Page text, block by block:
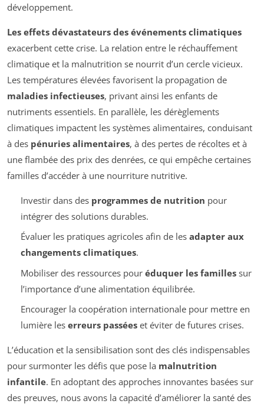
développement.
Les effets dévastateurs des événements climatiques
exacerbent cette crise. La relation entre le réchauffement
climatique et la malnutrition se nourrit d’un cercle vicieux.
Les températures élevées favorisent la propagation de
maladies infectieuses, privant ainsi les enfants de
nutriments essentiels. En parallèle, les dérèglements
climatiques impactent les systèmes alimentaires, conduisant
à des pénuries alimentaires, à des pertes de récoltes et à
une flambée des prix des denrées, ce qui empêche certaines
familles d’accéder à une nourriture nutritive.
Investir dans des programmes de nutrition pour
intégrer des solutions durables.
Évaluer les pratiques agricoles afin de les adapter aux
changements climatiques.
Mobiliser des ressources pour éduquer les famillessur
l’importance d’une alimentation équilibrée.
Encourager la coopération internationale pour mettre en
lumière les erreurs passéeset éviter de futures crises.
L’éducation et la sensibilisation sont des clés indispensables
pour surmonter les défis que pose la malnutrition
infantile. En adoptant des approches innovantes basées sur
des preuves, nous avons la capacité d’améliorer la santé des